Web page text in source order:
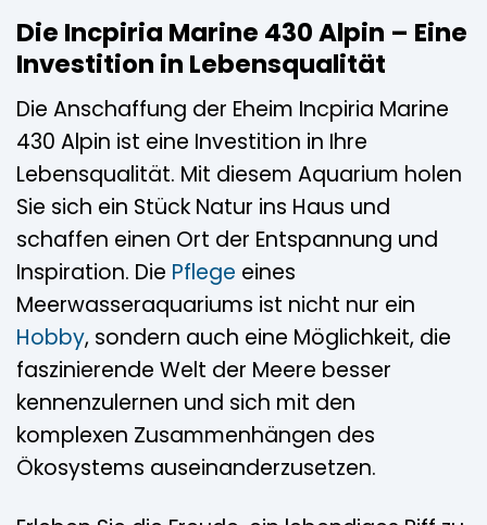
Die Incpiria Marine 430 Alpin – Eine
Investition in Lebensqualität
Die Anschaffung der Eheim Incpiria Marine
430 Alpin ist eine Investition in Ihre
Lebensqualität. Mit diesem Aquarium holen
Sie sich ein Stück Natur ins Haus und
schaffen einen Ort der Entspannung und
Inspiration. Die Pflege eines
Meerwasseraquariums ist nicht nur ein
Hobby, sondern auch eine Möglichkeit, die
faszinierende Welt der Meere besser
kennenzulernen und sich mit den
komplexen Zusammenhängen des
Ökosystems auseinanderzusetzen.